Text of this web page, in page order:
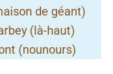
de géant)
(là-haut)
(nounours)